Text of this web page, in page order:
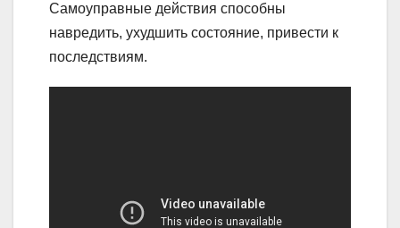
Самоуправные действия способны
навредить, ухудшить состояние, привести к
последствиям.